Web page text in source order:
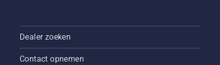
Dealer zoeken
Contact opnemen